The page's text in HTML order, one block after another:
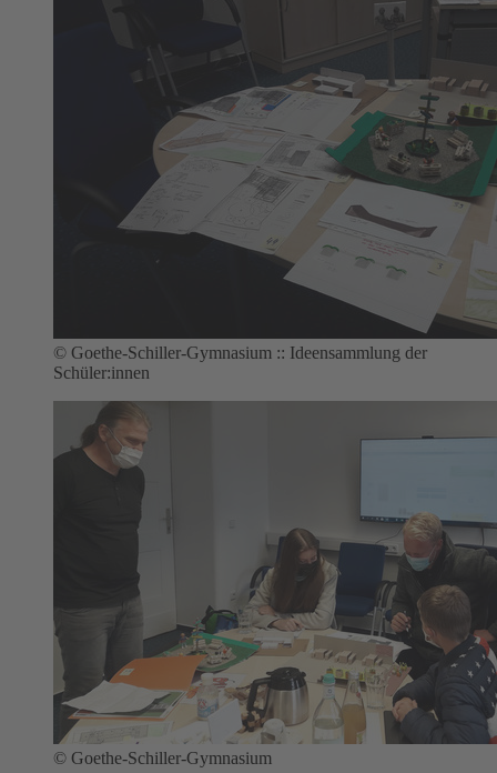
© Goethe-Schiller-Gymnasium :: Ideensammlung der
Schüler:innen
© Goethe-Schiller-Gymnasium